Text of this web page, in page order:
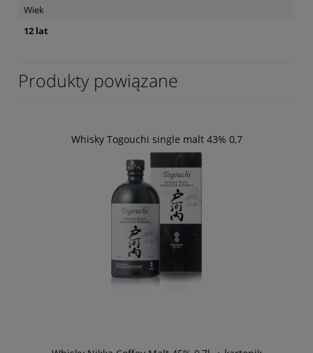
Wiek
12 lat
Produkty powiązane
Whisky Togouchi single malt 43% 0,7